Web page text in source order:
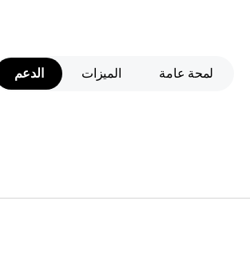
لمحة عامة الميزات الدعم